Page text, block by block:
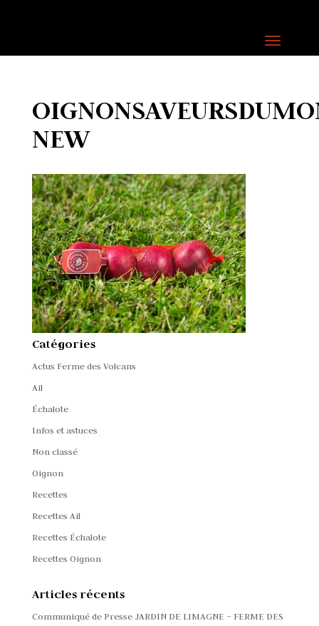
NEW
Catégories
Actus Ferme des Volcans
Ail
Échalote
Infos et astuces
Non classé
Oignon
Recettes
Recettes Ail
Recettes Échalote
Recettes Oignon
Articles récents
Communiqué de Presse JARDIN DE LIMAGNE – FERME DES